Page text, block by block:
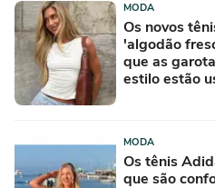
MODA
Os novos
'algodão
que as
estilo estão
MODA
Os tênis
que são